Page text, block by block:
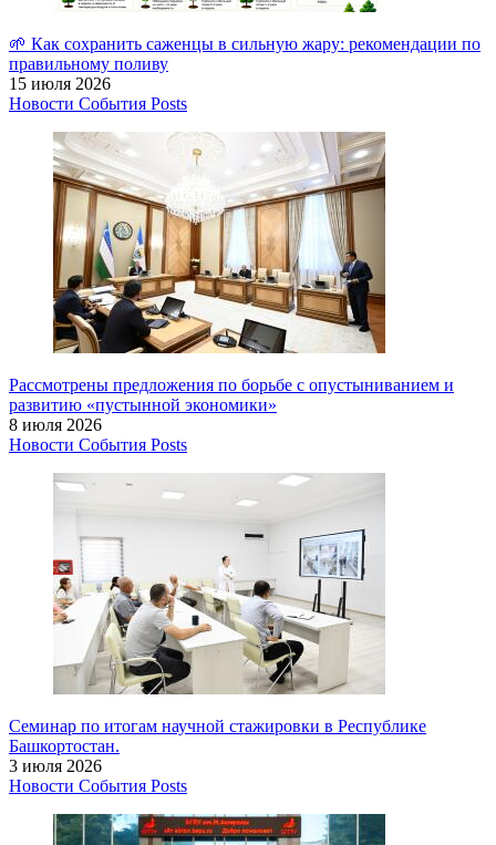
🌱 Как сохранить саженцы в сильную жару: рекомендации по
правильному поливу
15 июля 2026
Новости События Posts
Рассмотрены предложения по борьбе с опустыниванием и
развитию «пустынной экономики»
8 июля 2026
Новости События Posts
Семинар по итогам научной стажировки в Республике
Башкортостан.
3 июля 2026
Новости События Posts